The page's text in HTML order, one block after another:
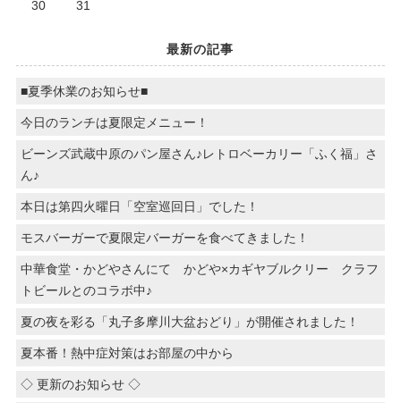
30 31
最新の記事
■夏季休業のお知らせ■
今日のランチは夏限定メニュー！
ビーンズ武蔵中原のパン屋さん♪レトロベーカリー「ふく福」さ
ん♪
本日は第四火曜日「空室巡回日」でした！
モスバーガーで夏限定バーガーを食べてきました！
中華食堂・かどやさんにて かどや×カギヤブルクリー クラフ
トビールとのコラボ中♪
夏の夜を彩る「丸子多摩川大盆おどり」が開催されました！
夏本番！熱中症対策はお部屋の中から
◇ 更新のお知らせ ◇